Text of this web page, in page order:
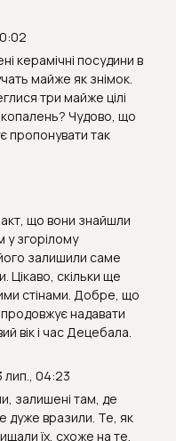
керамічні посудини в
майже як знімок.
три майже цілі
Чудово, що
пропонувати так
що вони знайшли
у згорілому
залишили саме
Цікаво, скільки ще
стінами. Добре, що
надавати
вік і час Децебала.
лип., 04:23
залишені там, де
дуже вразили. Те, як
їх, схоже на те,